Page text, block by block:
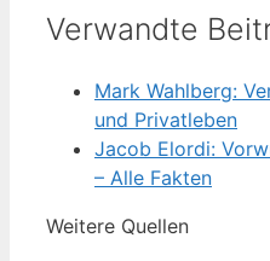
Verwandte
Mark Wahlberg:
und Privatleben
Jacob Elordi:
– Alle Fakten
Weitere Quellen